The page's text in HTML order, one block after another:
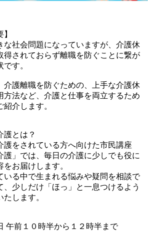
な社会問題になっていますが、介護休
得されておらず離職を防ぐことに繋が
す。
介護離職を防ぐための、上手な介護休
方法など、介護と仕事を両立するため
介します。
とは？
護をされている方へ向けた市民講座
護」では、毎日の介護に少しでも役に
お届けします。
いる中で生まれる悩みや疑問を相談で
、少しだけ「ほっ」と一息つけるよう
します。
午前１０時半から１２時半まで